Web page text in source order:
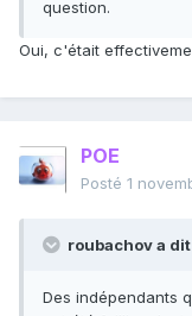
question.
Oui, c'était
POE
Posté 1
roubachov a dit
Des indépendants